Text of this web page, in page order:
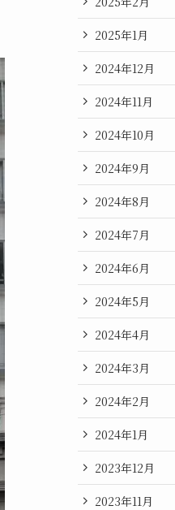
2025年1月
2024年12月
2024年11月
2024年10月
2024年9月
2024年8月
2024年7月
2024年6月
2024年5月
2024年4月
2024年3月
2024年2月
2024年1月
2023年12月
2023年11月